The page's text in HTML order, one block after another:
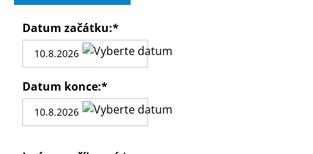
Datum začátku:*
Datum konce:*